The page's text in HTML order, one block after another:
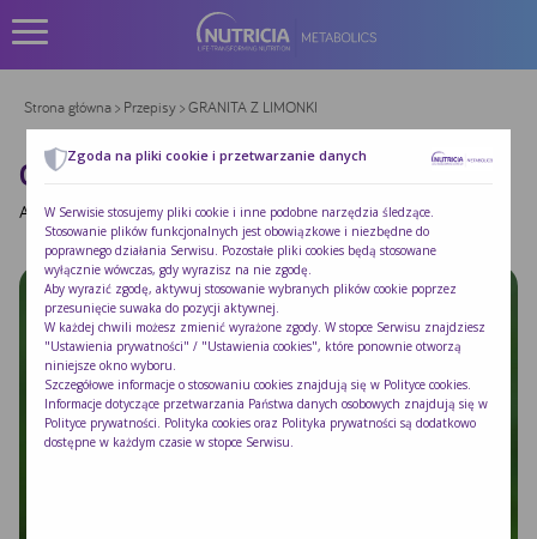
Strona główna> Przepisy> GRANITA Z LIMONKI
GRANITA Z LIMONKI
Autor:Jerzy Nogal|Opublikowano:2026-06-25
Zgoda na pliki cookie i przetwarzanie danych
W Serwisie stosujemy pliki cookie i inne podobne narzędzia śledzące.
Stosowanie plików funkcjonalnych jest obowiązkowe i niezbędne do
poprawnego działania Serwisu. Pozostałe pliki cookies będą stosowane
wyłącznie wówczas, gdy wyrazisz na nie zgodę.
Aby wyrazić zgodę, aktywuj stosowanie wybranych plików cookie poprzez
przesunięcie suwaka do pozycji aktywnej.
W każdej chwili możesz zmienić wyrażone zgody. W stopce Serwisu znajdziesz
"Ustawienia prywatności" / "Ustawienia cookies", które ponownie otworzą
niniejsze okno wyboru.
Szczegółowe informacje o stosowaniu cookies znajdują się w Polityce cookies
Informacje dotyczące przetwarzania Państwa danych osobowych znajdują się w
Polityce prywatności . Polityka cookies oraz Polityka prywatności są dodatkowo
dostępne w każdym czasie w stopce Serwisu.